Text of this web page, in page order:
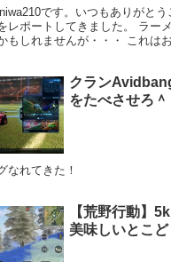
です。いつもありがと
レポートしてきました。 ラー
もしれませんが・・・ これは
クラン
をたべさせろ＾
なれてきた！
【荒野行動】
美味しいとこど